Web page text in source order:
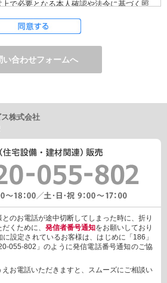
で必要となる本人確認や法令に基づく照
ォーム上でご希望の方のみに、下記サービ
トメールなどによる情報のご提供
野
、家電製品、住まいづくり(新築・リフォー
要
るご提案
ナンスに関するご提案
ー、イベントに関する情報ご提供
ターに関する情報ご提供など
らご了解いただいている場合や法令で認め
個人情報を第三者に提供または開示いた
クレジットカード決済をご利用される場
社が行なう不正利用検知・防止「3Dセキ
客様が利用するカード発行会社及び、決済
ントゲートウェイ（第三者）に、下記の情
行います。
る情報
株式会社
とのお電話が途中切断してしまった時に、折り
くために、 発信者番号通知をお願いしており
設定されているお客様は、はじめに「186」
055-802」のように発信電話番号通知のご協
えお電話いただきますと、スムーズにご相談い